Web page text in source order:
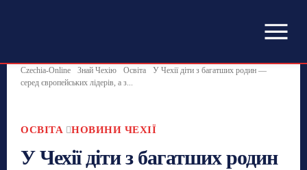
Czechia-Online Знай Чехію Освіта
У Чехії діти з багатших родин —
серед європейських лідерів, а з...
ОСВІТА НОВИНИ ЧЕХІЇ
У Чехії діти з багатших родин